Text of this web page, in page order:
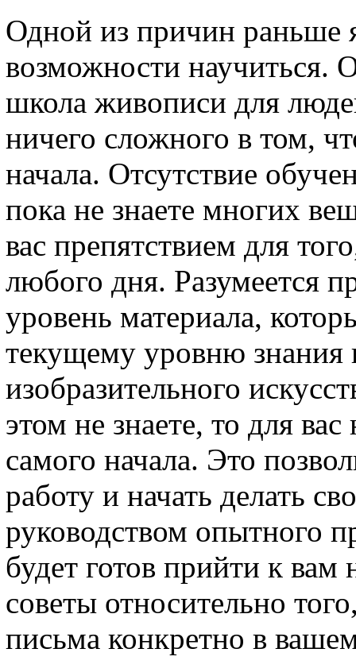
Одной из причин раньше
возможности научиться.
школа живописи для
ничего сложного в том,
начала. Отсутствие
пока не знаете многих
вас препятствием для
любого дня. Разумеется
уровень материала,
текущему уровню знания
изобразительного
этом не знаете, то для
самого начала. Это
работу и начать делать
руководством опытного
будет готов прийти к
советы относительно
письма конкретно в